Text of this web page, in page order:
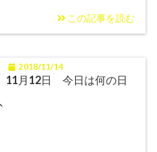
この記事を読む
2018/11/14
11月12日 今日は何の日